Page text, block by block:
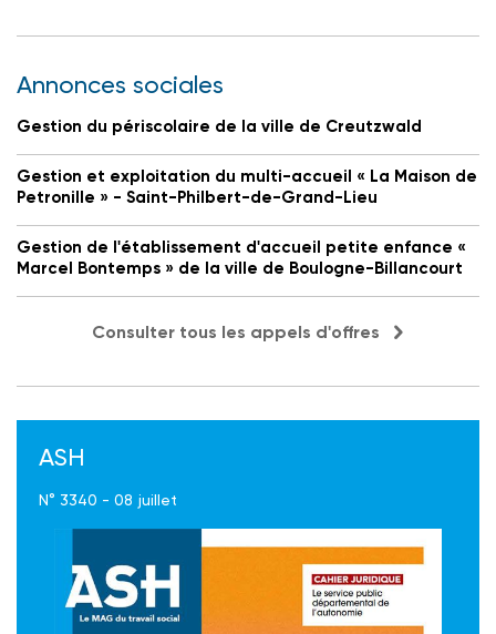
Annonces sociales
Gestion du périscolaire de la ville de Creutzwald
Gestion et exploitation du multi-accueil « La Maison de
Petronille » - Saint-Philbert-de-Grand-Lieu
Gestion de l'établissement d'accueil petite enfance «
Marcel Bontemps » de la ville de Boulogne-Billancourt
Consulter tous les appels d'offres
ASH
N° 3340 - 08 juillet